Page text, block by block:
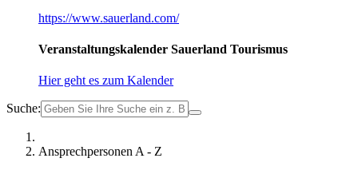
https://www.sauerland.com/
Veranstaltungskalender Sauerland Tourismus
Hier geht es zum Kalender
Suche:
Ansprechpersonen A - Z